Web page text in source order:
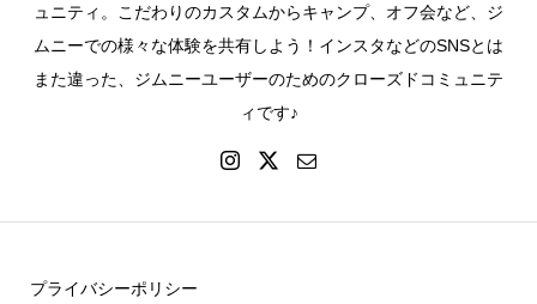
ュニティ。こだわりのカスタムからキャンプ、オフ会など、ジ
ムニーでの様々な体験を共有しよう！インスタなどのSNSとは
また違った、ジムニーユーザーのためのクローズドコミュニテ
ィです♪
プライバシーポリシー